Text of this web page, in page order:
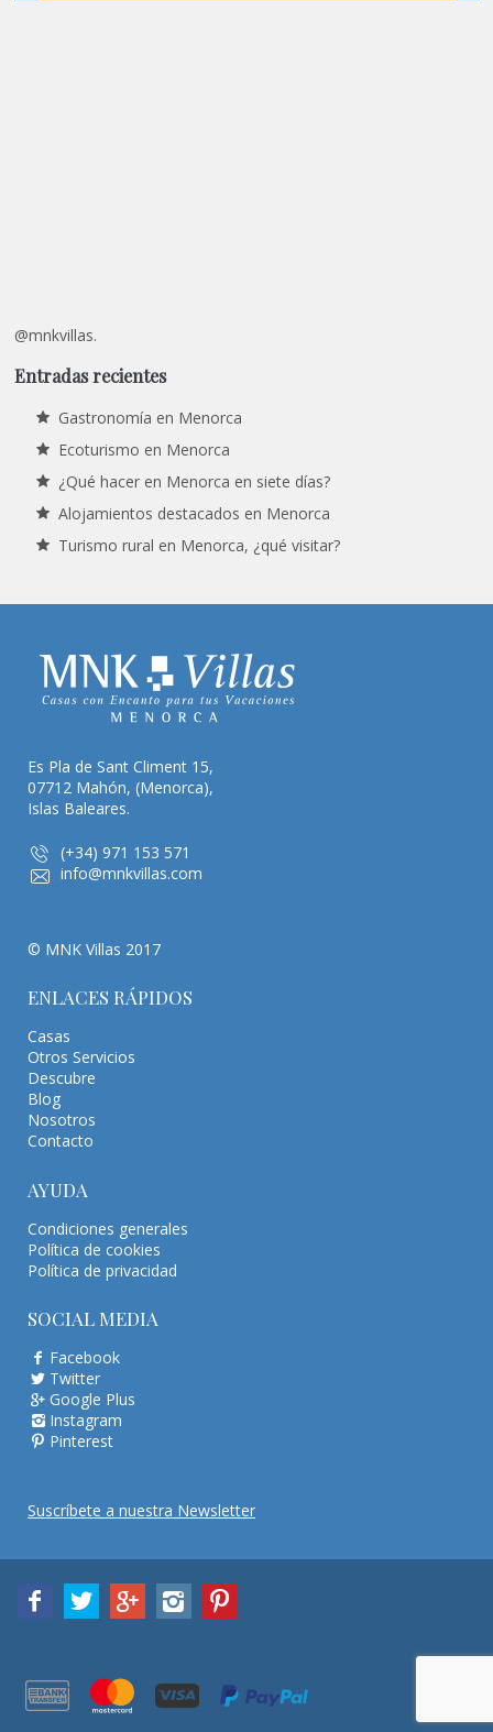
@mnkvillas.
Entradas recientes
Gastronomía en Menorca
Ecoturismo en Menorca
¿Qué hacer en Menorca en siete días?
Alojamientos destacados en Menorca
Turismo rural en Menorca, ¿qué visitar?
Es Pla de Sant Climent 15,
07712 Mahón, (Menorca),
Islas Baleares.
(+34) 971 153 571
info@mnkvillas.com
© MNK Villas 2017
ENLACES RÁPIDOS
Casas
Otros Servicios
Descubre
Blog
Nosotros
Contacto
AYUDA
Condiciones generales
Política de cookies
Política de privacidad
SOCIAL MEDIA
Facebook
Twitter
Google Plus
Instagram
Pinterest
Suscríbete a nuestra Newsletter